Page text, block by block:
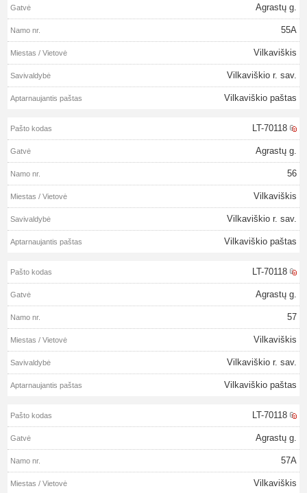
Agrastų g.
55A
Vilkaviškis
Vilkaviškio r. sav.
Vilkaviškio paštas
LT-70118
Agrastų g.
56
Vilkaviškis
Vilkaviškio r. sav.
Vilkaviškio paštas
LT-70118
Agrastų g.
57
Vilkaviškis
Vilkaviškio r. sav.
Vilkaviškio paštas
LT-70118
Agrastų g.
57A
Vilkaviškis